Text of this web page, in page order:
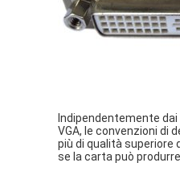
Indipendentemente
VGA, le convenzioni di
più di qualità superiore
se la carta può